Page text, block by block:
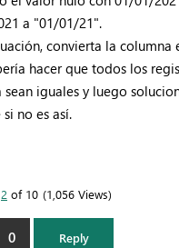
a "01/01/21".
convierta la columna
hacer que todos los
sean iguales y luego
no es así.
2 of 10 1,056 Views
0 Reply